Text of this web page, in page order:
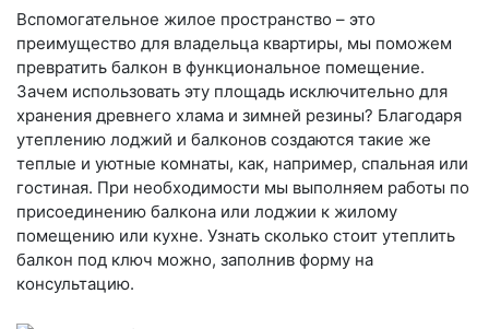
Вспомогательное жилое пространство – это
преимущество для владельца квартиры, мы поможем
превратить балкон в функциональное помещение.
Зачем использовать эту площадь исключительно для
хранения древнего хлама и зимней резины? Благодаря
утеплению лоджий и балконов создаются такие же
теплые и уютные комнаты, как, например, спальная или
гостиная. При необходимости мы выполняем работы по
присоединению балкона или лоджии к жилому
помещению или кухне. Узнать сколько стоит утеплить
балкон под ключ можно, заполнив форму на
консультацию.